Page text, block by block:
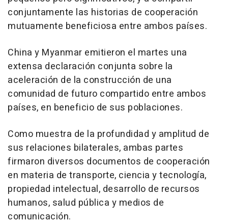
conjuntamente las historias de cooperación
mutuamente beneficiosa entre ambos países.
China y Myanmar emitieron el martes una
extensa declaración conjunta sobre la
aceleración de la construcción de una
comunidad de futuro compartido entre ambos
países, en beneficio de sus poblaciones.
Como muestra de la profundidad y amplitud de
sus relaciones bilaterales, ambas partes
firmaron diversos documentos de cooperación
en materia de transporte, ciencia y tecnología,
propiedad intelectual, desarrollo de recursos
humanos, salud pública y medios de
comunicación.